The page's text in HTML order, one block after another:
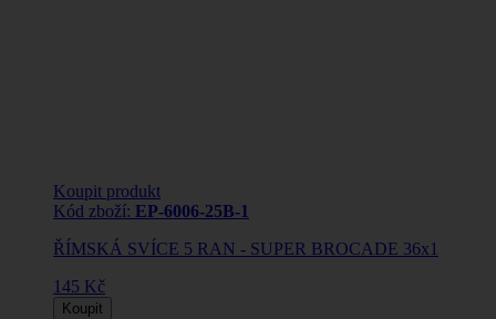
Koupit produkt
Kód zboží: EP-6006-25B-1
ŘÍMSKÁ SVÍCE 5 RAN - SUPER BROCADE 36x1
145 Kč
Koupit